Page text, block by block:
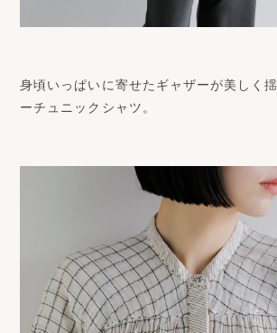
身頃いっぱいに寄せたギャザーが美しく
ーチュニックシャツ。